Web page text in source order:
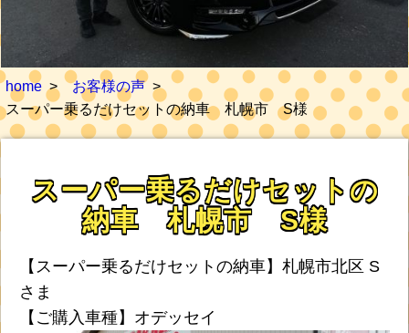
home
お客様の声
スーパー乗るだけセットの納車 札幌市 S様
スーパー乗るだけセットの
納車 札幌市 S様
【スーパー乗るだけセットの納車】札幌市北区 S
さま
【ご購入車種】オデッセイ